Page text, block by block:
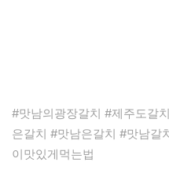
#맛남의광장갈치 #제주도갈
은갈치 #맛남은갈치 #맛남갈
이맛있게먹는법